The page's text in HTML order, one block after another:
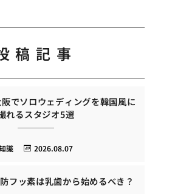
稿記事
でソロウェディングを韓国風に
れるスタジオ5選
2026.08.07
識
フッ素は乳歯から始めるべき？